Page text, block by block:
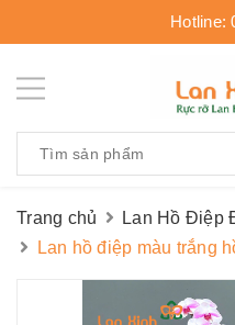
Hotline:
Trang chủ
Lan Hồ Điệp
Lan hồ điệp màu trắng